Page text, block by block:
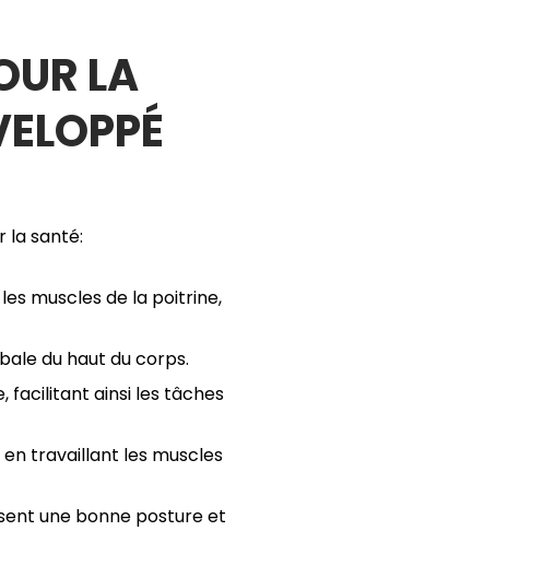
LA
la santé:
muscles de la poitrine,
du haut du corps.
facilitant ainsi les tâches
travaillant les muscles
une bonne posture et